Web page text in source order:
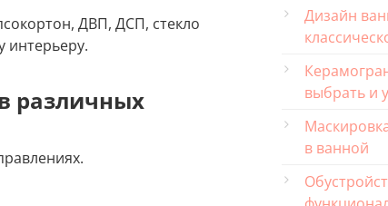
ДВП, ДСП, стекло
интерьеру.
различных
Дизайн
выбрать и
в ванной